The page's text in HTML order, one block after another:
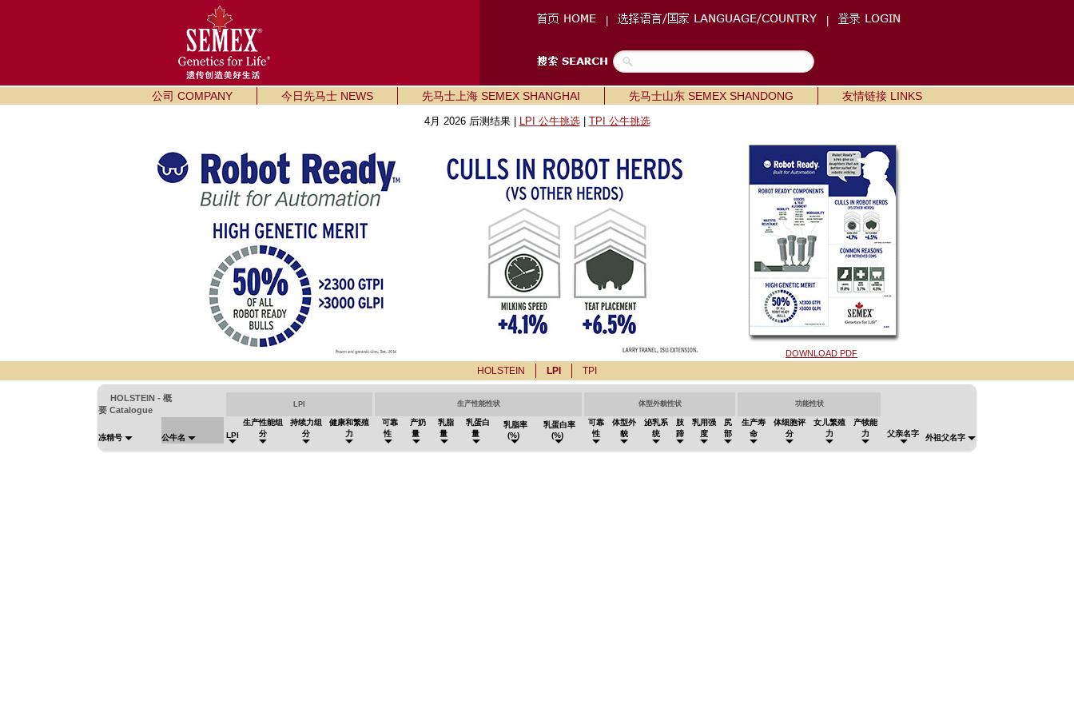
公司 COMPANY 今日先马士 NEWS 先马士上海 SEMEX SHANGHAI 先马士山东 SEMEX SHANDONG 友情链接 LINKS
4月 2026 后测结果 | LPI 公牛挑选| TPI 公牛挑选
DOWNLOAD PDF
HOLSTEIN LPI TPI
HOLSTEIN - 概
要 Catalogue
LPI 生产性能性状 体型外貌性状 功能性状
冻精号 公牛名 LPI
生产性能组
分
持续力组
分
健康和繁殖
力
可靠
性
产奶
量
乳脂
量
乳蛋白
量
乳脂率
(%)
乳蛋白率
(%)
可靠
性
体型外
貌
泌乳系
统
肢
蹄
乳用强
度
尻
部
生产寿
命
体细胞评
分
女儿繁殖
力
产犊能
力
父亲名字 外祖父名字